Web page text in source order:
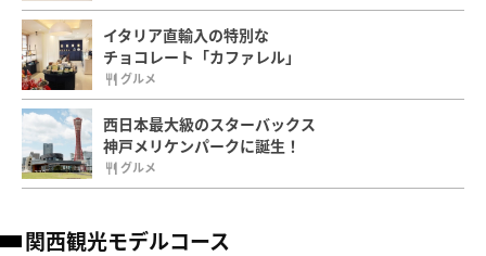
イタリア直輸入の特別な
チョコレート「カファレル」
グルメ
西日本最大級のスターバックス
神戸メリケンパークに誕生！
グルメ
関西観光モデルコース